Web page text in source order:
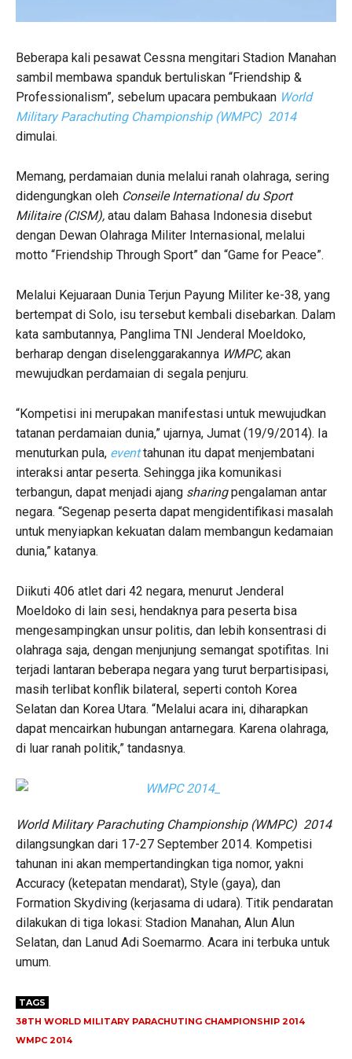
Beberapa kali pesawat Cessna mengitari Stadion Manahan
sambil membawa spanduk bertuliskan “Friendship &
Professionalism”, sebelum upacara pembukaan World
Military Parachuting Championship (WMPC) 2014
dimulai.
Memang, perdamaian dunia melalui ranah olahraga, sering
didengungkan oleh Conseile International du Sport
Militaire (CISM), atau dalam Bahasa Indonesia disebut
dengan Dewan Olahraga Militer Internasional, melalui
motto “Friendship Through Sport” dan “Game for Peace”.
Melalui Kejuaraan Dunia Terjun Payung Militer ke-38, yang
bertempat di Solo, isu tersebut kembali disebarkan. Dalam
kata sambutannya, Panglima TNI Jenderal Moeldoko,
berharap dengan diselenggarakannya WMPC, akan
mewujudkan perdamaian di segala penjuru.
“Kompetisi ini merupakan manifestasi untuk mewujudkan
tatanan perdamaian dunia,” ujarnya, Jumat (19/9/2014). Ia
menuturkan pula, eventtahunan itu dapat menjembatani
interaksi antar peserta. Sehingga jika komunikasi
terbangun, dapat menjadi ajang sharingpengalaman antar
negara. “Segenap peserta dapat mengidentifikasi masalah
untuk menyiapkan kekuatan dalam membangun kedamaian
dunia,” katanya.
Diikuti 406 atlet dari 42 negara, menurut Jenderal
Moeldoko di lain sesi, hendaknya para peserta bisa
mengesampingkan unsur politis, dan lebih konsentrasi di
olahraga saja, dengan menjunjung semangat spotifitas. Ini
terjadi lantaran beberapa negara yang turut berpartisipasi,
masih terlibat konflik bilateral, seperti contoh Korea
Selatan dan Korea Utara. “Melalui acara ini, diharapkan
dapat mencairkan hubungan antarnegara. Karena olahraga,
di luar ranah politik,” tandasnya.
World Military Parachuting Championship (WMPC) 2014
dilangsungkan dari 17-27 September 2014. Kompetisi
tahunan ini akan mempertandingkan tiga nomor, yakni
Accuracy (ketepatan mendarat), Style (gaya), dan
Formation Skydiving (kerjasama di udara). Titik pendaratan
dilakukan di tiga lokasi: Stadion Manahan, Alun Alun
Selatan, dan Lanud Adi Soemarmo. Acara ini terbuka untuk
umum.
TAGS
38TH WORLD MILITARY PARACHUTING CHAMPIONSHIP 2014
WMPC 2014